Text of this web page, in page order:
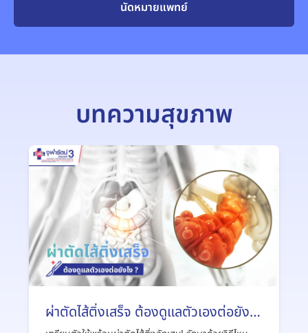
นัดหมายแพทย์
บทความสุขภาพ
ผ่าตัดไส้ติ่งเสร็จ ต้องดูแลตัวเองต่อยังไง